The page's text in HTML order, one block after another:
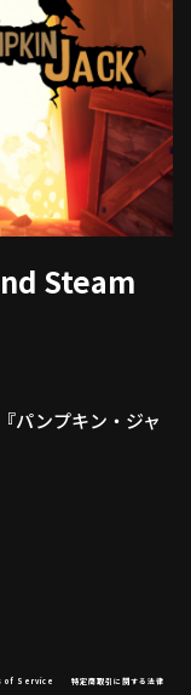
Steam
パンプキン・ジャ
of Service 特定商取引に関する法律